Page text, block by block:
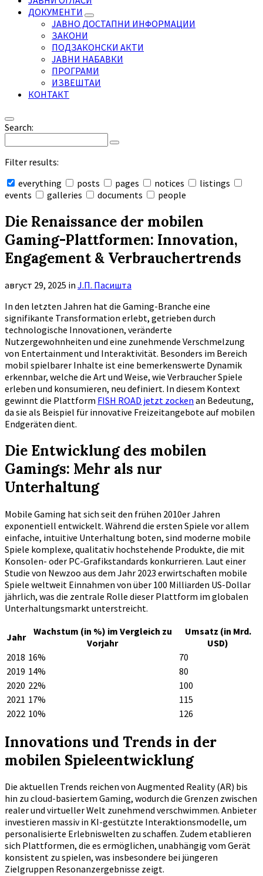
ДОКУМЕНТИ
ЈАВНО ДОСТАПНИ ИНФОРМАЦИИ
ЗАКОНИ
ПОДЗАКОНСКИ АКТИ
ЈАВНИ НАБАВКИ
ПРОГРАМИ
ИЗВЕШТАИ
КОНТАКТ
Search:
Filter results:
everything
posts pages notices
listings
events
galleries documents people
search
Die Renaissance der mobilen
Gaming-Plattformen: Innovation,
Engagement & Verbrauchertrends
август 29, 2025 in Ј.П. Пасишта
In den letzten Jahren hat die Gaming-Branche eine
signifikante Transformation erlebt, getrieben durch
technologische Innovationen, veränderte
Nutzergewohnheiten und eine zunehmende Verschmelzung
von Entertainment und Interaktivität. Besonders im Bereich
mobil spielbarer Inhalte ist eine bemerkenswerte Dynamik
erkennbar, welche die Art und Weise, wie Verbraucher Spiele
erleben und konsumieren, neu definiert. In diesem Kontext
gewinnt die Plattform FISH ROAD jetzt zocken an Bedeutung,
da sie als Beispiel für innovative Freizeitangebote auf mobilen
Endgeräten dient.
Die Entwicklung des mobilen
Gamings: Mehr als nur
Unterhaltung
Mobile Gaming hat sich seit den frühen 2010er Jahren
exponentiell entwickelt. Während die ersten Spiele vor allem
einfache, intuitive Unterhaltung boten, sind moderne mobile
Spiele komplexe, qualitativ hochstehende Produkte, die mit
Konsolen- oder PC-Grafikstandards konkurrieren. Laut einer
Studie von Newzoo aus dem Jahr 2023 erwirtschaften mobile
Spiele weltweit Einnahmen von über 100 Milliarden US-Dollar
jährlich, was die zentrale Rolle dieser Plattform im globalen
Unterhaltungsmarkt unterstreicht.
Jahr
Wachstum (in %) im Vergleich zu
Vorjahr
Umsatz (in Mrd.
USD)
2018 16%
70
2019 14%
80
2020 22%
100
2021 17%
115
2022 10% 126
Innovations und Trends in der
mobilen Spieleentwicklung
Die aktuellen Trends reichen von Augmented Reality (AR) bis
hin zu cloud-basiertem Gaming, wodurch die Grenzen zwischen
realer und virtueller Welt zunehmend verschwimmen. Anbieter
investieren massiv in KI-gestützte Interaktionsmodelle, um
personalisierte Erlebniswelten zu schaffen. Zudem etablieren
sich Plattformen, die es ermöglichen, unabhängig vom Gerät
konsistent zu spielen, was insbesondere bei jüngeren
Zielgruppen Resonanzergebnisse zeigt.